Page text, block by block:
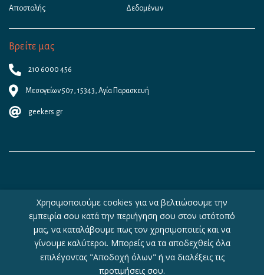
Αποστολής
Δεδομένων
Βρείτε μας
210 6000 456
Μεσογείων 507, 15343, Αγία Παρασκευή
geekers.gr
Copyright © 2026 - Geekers.gr | Designed by
Woocommerce
by WebHosting|4U
Χρησιμοποιούμε cookies για να βελτιώσουμε την
εμπειρία σου κατά την περιήγηση σου στον ιστότοπό
μας, να καταλάβουμε πως τον χρησιμοποιείς και να
γίνουμε καλύτεροι. Μπορείς να τα αποδεχθείς όλα
επιλέγοντας "Αποδοχή όλων" ή να διαλέξεις τις
προτιμήσεις σου.